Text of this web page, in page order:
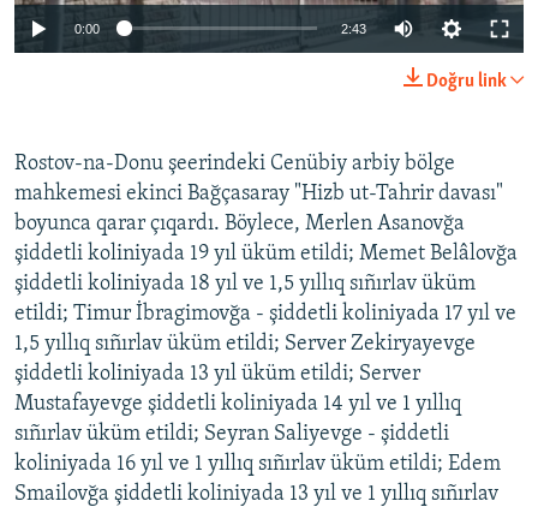
720p 1080p
0:00 2:43
240p
480p
720p
1080p
Doğru link
Rostov-na-Donu şeerindeki Cenübiy arbiy bölge
mahkemesi ekinci Bağçasaray "Hizb ut-Tahrir davası"
boyunca qarar çıqardı. Böylece, Merlen Asanovğa
şiddetli koliniyada 19 yıl üküm etildi; Memet Belâlovğa
şiddetli koliniyada 18 yıl ve 1,5 yıllıq sıñırlav üküm
etildi; Timur İbragimovğa - şiddetli koliniyada 17 yıl ve
1,5 yıllıq sıñırlav üküm etildi; Server Zekiryayevge
şiddetli koliniyada 13 yıl üküm etildi; Server
Mustafayevge şiddetli koliniyada 14 yıl ve 1 yıllıq
sıñırlav üküm etildi; Seyran Saliyevge - şiddetli
koliniyada 16 yıl ve 1 yıllıq sıñırlav üküm etildi; Edem
Smailovğa şiddetli koliniyada 13 yıl ve 1 yıllıq sıñırlav